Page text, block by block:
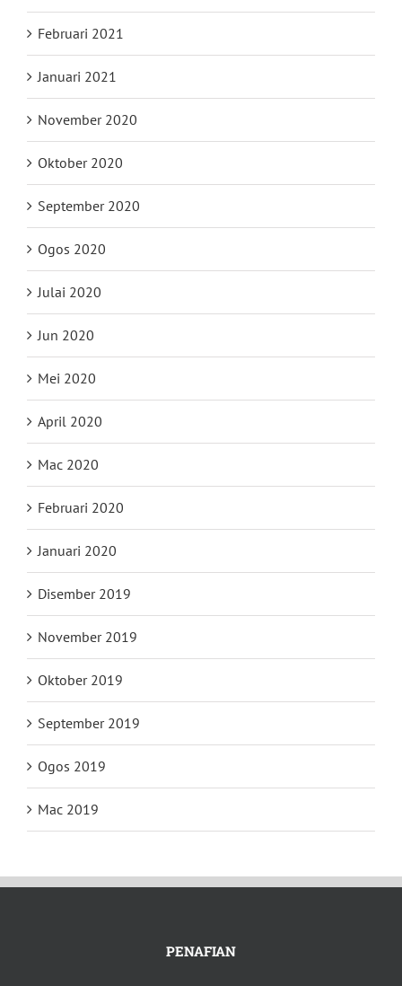
Februari 2021
Januari 2021
November 2020
Oktober 2020
September 2020
Ogos 2020
Julai 2020
Jun 2020
Mei 2020
April 2020
Mac 2020
Februari 2020
Januari 2020
Disember 2019
November 2019
Oktober 2019
September 2019
Ogos 2019
Mac 2019
PENAFIAN